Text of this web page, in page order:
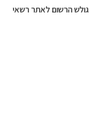
גולש הרשום לאתר רשאי